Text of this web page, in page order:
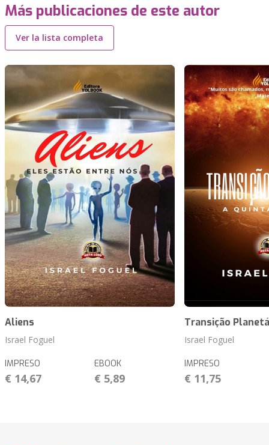
Más publicaciones de este autor
Ver la lista completa
Aliens
Israel Foguel
IMPRESO
€ 14,67
EBOOK
€ 5,89
Transição
Israel Foguel
IMPRESO
€ 11,75